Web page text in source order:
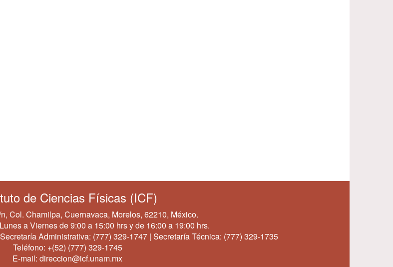
de Ciencias Físicas (ICF)
Col. Chamilpa, Cuernavaca, Morelos, 62210, México.
a Viernes de 9:00 a 15:00 hrs y de 16:00 a 19:00 hrs.
Administrativa: (777) 329-1747| Secretaría Técnica: (777) 329-1735
Teléfono: +(52) (777) 329-1745
E-mail: direccion@icf.unam.mx